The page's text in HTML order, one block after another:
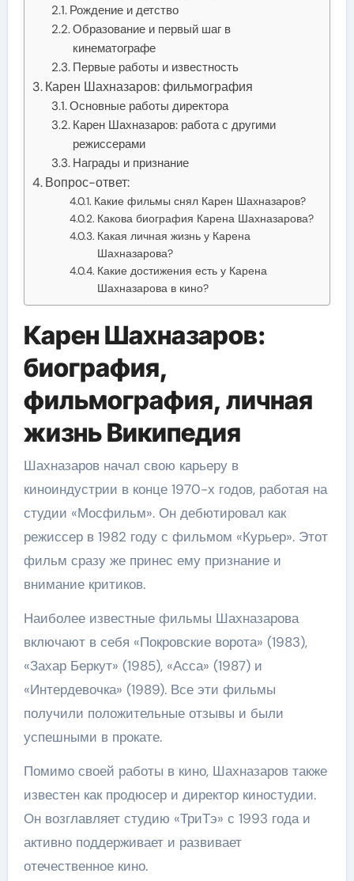
Рождение и детство
Образование и первый шаг в
кинематографе
Первые работы и известность
Карен Шахназаров: фильмография
Основные работы директора
Карен Шахназаров: работа с другими
режиссерами
Награды и признание
Вопрос-ответ:
Какие фильмы снял Карен Шахназаров?
Какова биография Карена Шахназарова?
Какая личная жизнь у Карена
Шахназарова?
Какие достижения есть у Карена
Шахназарова в кино?
Карен Шахназаров:
биография,
фильмография, личная
жизнь Википедия
Шахназаров начал свою карьеру в
киноиндустрии в конце 1970-х годов, работая на
студии «Мосфильм». Он дебютировал как
режиссер в 1982 году с фильмом «Курьер». Этот
фильм сразу же принес ему признание и
внимание критиков.
Наиболее известные фильмы Шахназарова
включают в себя «Покровские ворота» (1983),
«Захар Беркут» (1985), «Асса» (1987) и
«Интердевочка» (1989). Все эти фильмы
получили положительные отзывы и были
успешными в прокате.
Помимо своей работы в кино, Шахназаров также
известен как продюсер и директор киностудии.
Он возглавляет студию «ТриТэ» с 1993 года и
активно поддерживает и развивает
отечественное кино.